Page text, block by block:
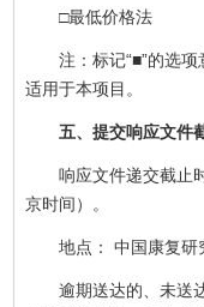
□最低价格法
注：标记“■”的选项
适用于本项目。
五、提交响应文件
响应文件递交截止时
京时间）。
地点： 中国康复研
逾期送达的、未送达